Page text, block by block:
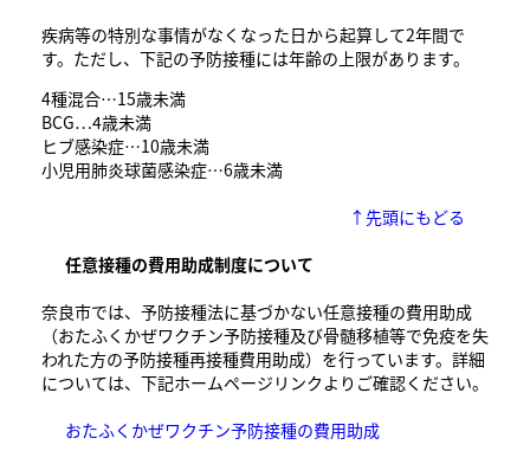
​疾病等の特別な事情がなくなった日から起算して2年間で
す。ただし、下記の予防接種には年齢の上限があります。
4種混合…15歳未満
BCG…4歳未満
ヒブ感染症…10歳未満
小児用肺炎球菌感染症…6歳未満
↑先頭にもどる
任意接種の費用助成制度について
奈良市では、予防接種法に基づかない任意接種の費用助成
（おたふくかぜワクチン予防接種及び骨髄移植等で免疫を失
われた方の予防接種再接種費用助成）を行っています。詳細
については、下記ホームページリンクよりご確認ください。
おたふくかぜワクチン予防接種の費用助成